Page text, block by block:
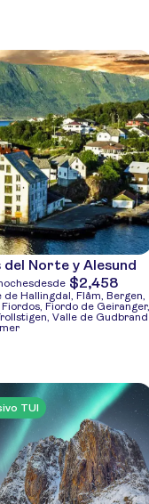
del Norte y Alesund
desde $2,458
de Hallingdal, Flåm, Bergen,
Fiordo de Geiranger,
Valle de Gudbrand
TUI